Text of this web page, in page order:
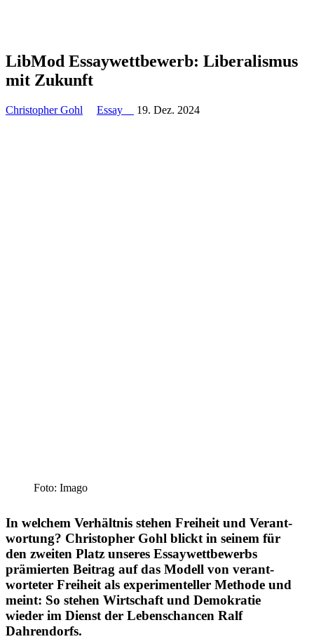
LibMod Essay­wett­bewerb: Libera­lismus
mit Zukunft
Christopher Gohl Essay 19. Dez. 2024
Foto: Imago
In welchem Verhältnis stehen Freiheit und Verant­
wortung? Chris­topher Gohl blickt in seinem für
den zweiten Platz unseres Essay­wett­be­werbs
prämierten Beitrag auf das Modell von verant­
wor­teter Freiheit als experi­men­teller Methode und
meint: So stehen Wirtschaft und Demokratie
wieder im Dienst der Lebens­chancen Ralf
Dahrendorfs.